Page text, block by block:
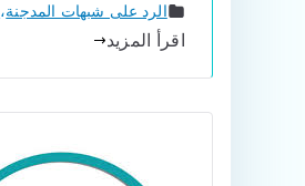
الرد على شبهات المدجنة،
اقرأ المزيد